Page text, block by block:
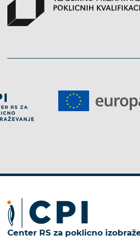
Center RS za poklicno